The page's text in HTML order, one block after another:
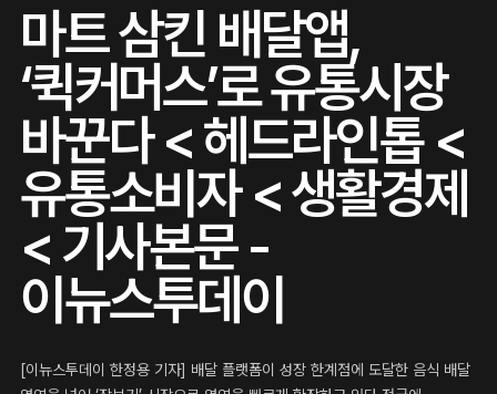
마트 삼킨 배달앱,
‘퀵커머스’로 유통시장
바꾼다 < 헤드라인톱 <
유통소비자 < 생활경제
< 기사본문 -
이뉴스투데이
[이뉴스투데이 한정용 기자] 배달 플랫폼이 성장 한계점에 도달한 음식 배달